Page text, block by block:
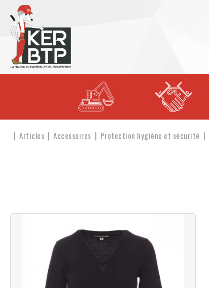
Articles Accessoires Protection hygiène et sécurité